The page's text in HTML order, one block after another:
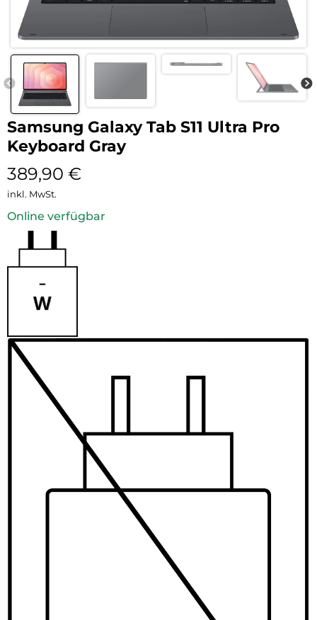
Samsung Galaxy Tab S11 Ultra Pro
Keyboard Gray
389,90 €
inkl. MwSt.
Online verfügbar